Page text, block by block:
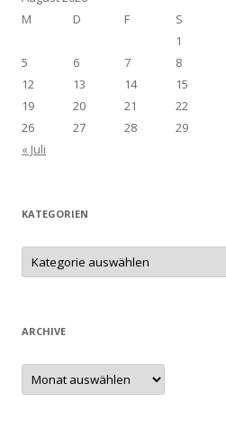
M
D F S
1
5
6 7 8
12
13 14 15
19
20 21 22
26
27 28 29
« Juli
KATEGORIEN
Kategorien
ARCHIVE
Archive